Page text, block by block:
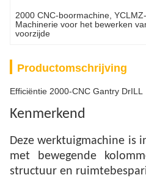
2000 CNC-boormachine
Machinerie voor het bewerken
voorzijde
Productomschrijving
Efficiëntie 2000-CNC Gantry DrILL
Kenmerkend
Deze werktuigmachine is
met bewegende
structuur en